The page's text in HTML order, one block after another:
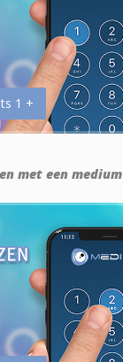
1 +
met een medium